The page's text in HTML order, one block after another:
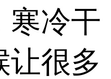
冷干
让很多